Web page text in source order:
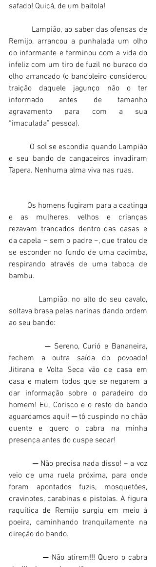
safado! Quiçá, de um baitola!
Lampião, ao saber das ofensas de
Remijo, arrancou a punhalada um olho
do informante e terminou com a vida do
infeliz com um tiro de fuzil no buraco do
olho arrancado (o bandoleiro considerou
traição daquele jagunço não o ter
informado antes de tamanho
agravamento para com a sua
“imaculada” pessoa).
O sol se escondia quando Lampião
e seu bando de cangaceiros invadiram
Tapera. Nenhuma alma viva nas ruas.
e as mulheres, velhos e crianças
rezavam trancados dentro das casas e
da capela − sem o padre −, que tratou de
se esconder no fundo de uma cacimba,
respirando através de uma taboca de
bambu.
Lampião, no alto do seu cavalo,
soltava brasa pelas narinas dando ordem
ao seu bando:
─ Sereno, Curió e Bananeira,
fechem a outra saída do povoado!
Jitirana e Volta Seca vão de casa em
casa e matem todos que se negarem a
dar informação sobre o paradeiro do
homem! Eu, Corisco e o resto do bando
aguardamos aqui! ─ tô cuspindo no chão
quente e quero o cabra na minha
presença antes do cuspe secar!
─ Não precisa nada disso! – a voz
veio de uma ruela próxima, para onde
foram apontados fuzis, mosquetões,
cravinotes, carabinas e pistolas. A figura
raquítica de Remijo surgiu em meio à
poeira, caminhando tranquilamente na
direção do bando.
─ Não atirem!!! Quero o cabra